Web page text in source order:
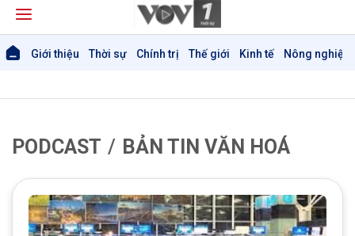
Giới thiệu Thời sự Chính trị Thế giới Kinh tế Nông nghiệp
PODCAST BẢN TIN VĂN HOÁ